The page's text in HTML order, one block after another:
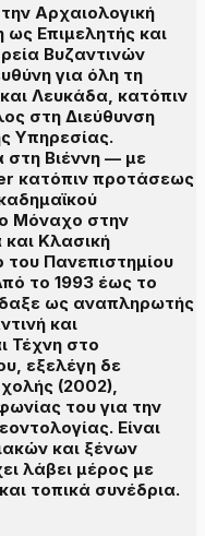
Αρχαιολογική
Επιμελητής και
Βυζαντινών
για όλη τη
Λευκάδα, κατόπιν
στη Διεύθυνση
Υπηρεσίας.
στη Βιέννη — με
κατόπιν προτάσεως
Μόναχο στην
και Κλασική
του Πανεπιστημίου
το 1993 έως το
ως αναπληρωτής
και
Τέχνη στο
εξελέγη δε
(2002),
του για την
Είναι
και ξένων
λάβει μέρος με
τοπικά συνέδρια.